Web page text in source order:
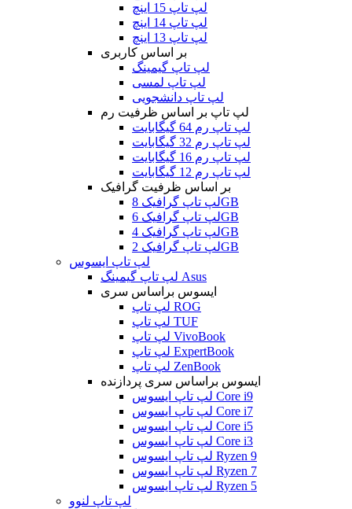
لپ تاپ 15 اینچ
لپ تاپ 14 اینچ
لپ تاپ 13 اینچ
بر اساس کاربری
لپ تاپ گیمینگ
لپ تاپ لمسی
لپ تاپ دانشجویی
لپ تاپ بر اساس ظرفیت رم
لپ تاپ رم 64 گیگابایت
لپ تاپ رم 32 گیگابایت
لپ تاپ رم 16 گیگابایت
لپ تاپ رم 12 گیگابایت
بر اساس ظرفیت گرافیک
لپ تاپ گرافیک 8GB
لپ تاپ گرافیک 6GB
لپ تاپ گرافیک 4GB
لپ تاپ گرافیک 2GB
لپ تاپ ایسوس
لپ تاپ گیمینگ Asus
ایسوس براساس سری
لپ تاپ ROG
لپ تاپ TUF
لپ تاپ VivoBook
لپ تاپ ExpertBook
لپ تاپ ZenBook
ایسوس براساس سری پردازنده
لپ تاپ ایسوس Core i9
لپ تاپ ایسوس Core i7
لپ تاپ ایسوس Core i5
لپ تاپ ایسوس Core i3
لپ تاپ ایسوس Ryzen 9
لپ تاپ ایسوس Ryzen 7
لپ تاپ ایسوس Ryzen 5
لپ تاپ لنوو